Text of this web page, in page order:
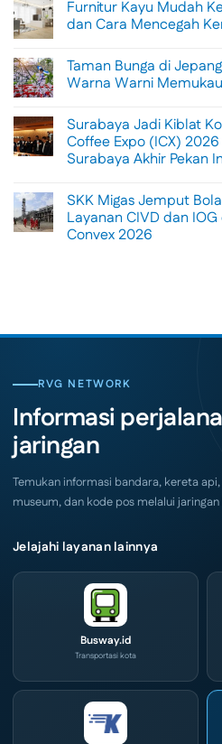
on
Menikmati
Sisi
Lewat
Rafting
di
Ubud
Furnitur Kayu Mudah
dan Cara Mencegah
on
Furnitur
Kayu
Kenali
Penyebab
dan
Cara
Rayap
Taman Bunga di
Warna Warni Memukau
on
Taman
Bunga
di
Pemandangan
Warna
Warni
Memukau
Surabaya Jadi Kiblat
Coffee Expo (ICX)
Surabaya Akhir Pekan
on
Surabaya
Jadi
Kiblat
Hadir
City
Surabaya
Pekan
Ini
SKK Migas Jemput
Layanan CIVD dan
Convex 2026
Pelaku
CIVD
e-
Commerce
di
IPA
2026
RVG NETWORK
Informasi
jaringan
Temukan informasi bandara, kereta
museum, dan kode pos melalui
Jelajahi layanan lainnya
Busway.id
Transportasi kota